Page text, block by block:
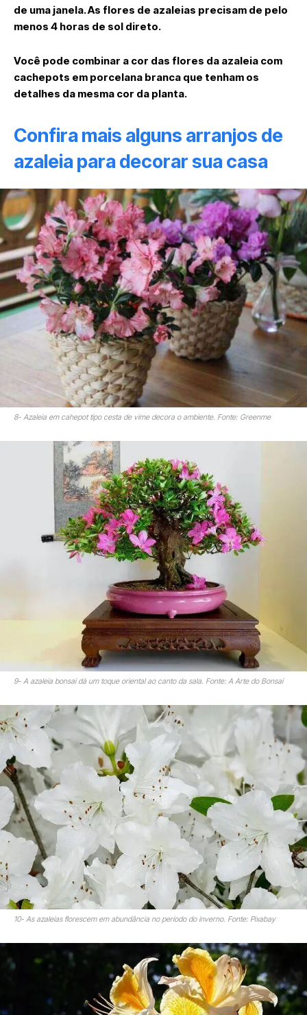
de uma janela. As flores de azaleias precisam de pelo
menos 4 horas de sol direto.
Você pode combinar a cor das flores da azaleia com
cachepots em porcelana branca que tenham os
detalhes da mesma cor da planta.
Confira mais alguns arranjos de
azaleia para decorar sua casa
8- Azaleia em cahepot tipo cesta de vime decora o ambiente. Fonte: Greenme
9- A azaleia bonsai dá um toque oriental ao canto da sala. Fonte: A Arte do Bonsai
10- As azaleias florescem em abundância no período do inverno. Fonte: Pixabay